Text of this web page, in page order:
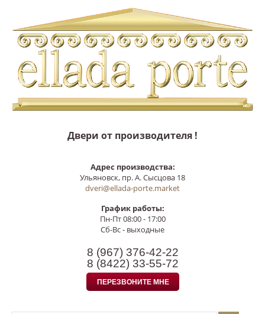
Двери от производителя !
Адрес производства:
Ульяновск, пр. А. Сысцова 18
dveri@ellada-porte.market
График работы:
Пн-Пт 08:00 - 17:00
Сб-Вс - выходные
8 (967) 376-42-22
8 (8422) 33-55-72
ПЕРЕЗВОНИТЕ МНЕ